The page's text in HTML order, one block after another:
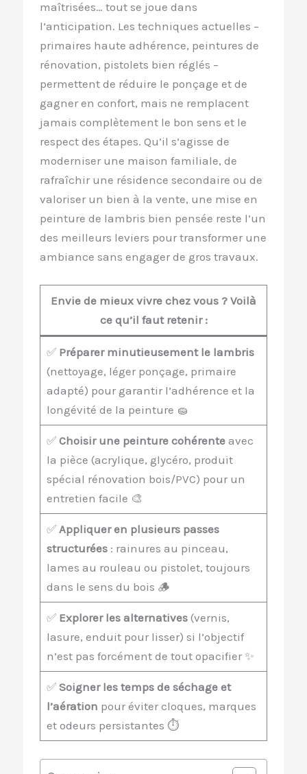
maîtrisées… tout se joue dans
l’anticipation. Les techniques actuelles –
primaires haute adhérence, peintures de
rénovation, pistolets bien réglés –
permettent de réduire le ponçage et de
gagner en confort, mais ne remplacent
jamais complètement le bon sens et le
respect des étapes. Qu’il s’agisse de
moderniser une maison familiale, de
rafraîchir une résidence secondaire ou de
valoriser un bien à la vente, une mise en
peinture de lambris bien pensée reste l’un
des meilleurs leviers pour transformer une
ambiance sans engager de gros travaux.
Envie de mieux vivre chez vous ? Voilà
ce qu’il faut retenir :
✅ Préparer minutieusement le lambris
(nettoyage, léger ponçage, primaire
adapté) pour garantir l’adhérence et la
longévité de la peinture 🧽
✅ Choisir une peinture cohérenteavec
la pièce (acrylique, glycéro, produit
spécial rénovation bois/PVC) pour un
entretien facile 🎨
✅ Appliquer en plusieurs passes
structurées: rainures au pinceau,
lames au rouleau ou pistolet, toujours
dans le sens du bois 🪵
✅ Explorer les alternatives(vernis,
lasure, enduit pour lisser) si l’objectif
n’est pas forcément de tout opacifier ✨
✅ Soigner les temps de séchage et
l’aération pour éviter cloques, marques
et odeurs persistantes ⏱️